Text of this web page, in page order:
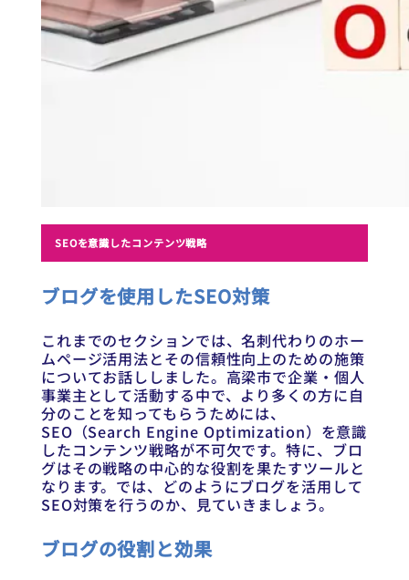
SEOを意識したコンテンツ戦略
ブログを使用したSEO対策
これまでのセクションでは、名刺代わりのホー
ムページ活用法とその信頼性向上のための施策
についてお話ししました。高梁市で企業・個人
事業主として活動する中で、より多くの方に自
分のことを知ってもらうためには、
SEO（Search Engine Optimization）を意識
したコンテンツ戦略が不可欠です。特に、ブロ
グはその戦略の中心的な役割を果たすツールと
なります。では、どのようにブログを活用して
SEO対策を行うのか、見ていきましょう。
ブログの役割と効果